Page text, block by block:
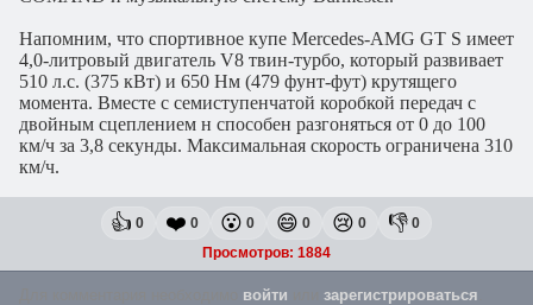
Напомним, что спортивное купе Mercedes-AMG GT S имеет
4,0-литровый двигатель V8 твин-турбо, который развивает
510 л.с. (375 кВт) и 650 Нм (479 фунт-фут) крутящего
момента. Вместе с семиступенчатой коробкой передач с
двойным сцеплением н способен разгоняться от 0 до 100
км/ч за 3,8 секунды. Максимальная скорость ограничена 310
км/ч.
👍 0 ❤️ 0 😮 0 😄 0 😢 0 👎 0
Просмотров: 1884
войти зарегистрироваться